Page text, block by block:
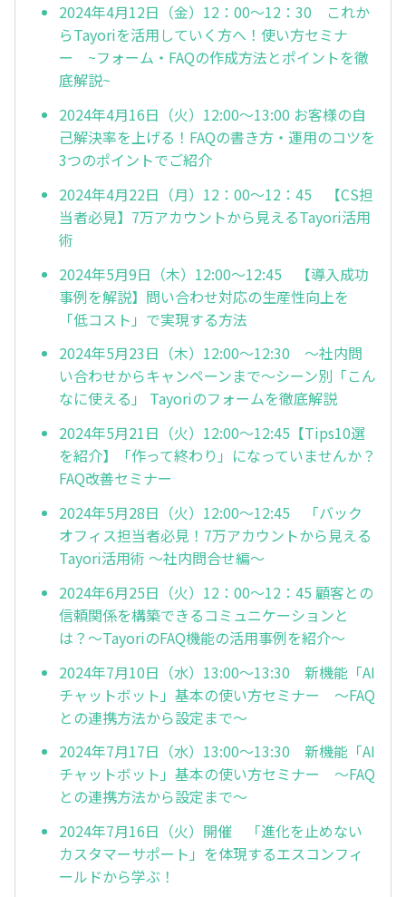
2024年4月12日（金）12：00～12：30 これか
らTayoriを活用していく方へ！使い方セミナ
ー ~フォーム・FAQの作成方法とポイントを徹
底解説~
2024年4月16日（火）12:00～13:00 お客様の自
己解決率を上げる！FAQの書き方・運用のコツを
3つのポイントでご紹介
2024年4月22日（月）12：00～12：45 【CS担
当者必見】7万アカウントから見えるTayori活用
術
2024年5月9日（木）12:00～12:45 【導入成功
事例を解説】問い合わせ対応の生産性向上を
「低コスト」で実現する方法
2024年5月23日（木）12:00～12:30 ～社内問
い合わせからキャンペーンまで～シーン別「こん
なに使える」 Tayoriのフォームを徹底解説
2024年5月21日（火）12:00～12:45【Tips10選
を紹介】「作って終わり」になっていませんか？
FAQ改善セミナー
2024年5月28日（火）12:00～12:45 「バック
オフィス担当者必見！7万アカウントから見える
Tayori活用術 ～社内問合せ編～
2024年6月25日（火）12：00～12：45 顧客との
信頼関係を構築できるコミュニケーションと
は？～TayoriのFAQ機能の活用事例を紹介～
2024年7月10日（水）13:00～13:30 新機能「AI
チャットボット」基本の使い方セミナー ～FAQ
との連携方法から設定まで～
2024年7月17日（水）13:00～13:30 新機能「AI
チャットボット」基本の使い方セミナー ～FAQ
との連携方法から設定まで～
2024年7月16日（火）開催 「進化を止めない
カスタマーサポート」を体現するエスコンフィ
ールドから学ぶ！